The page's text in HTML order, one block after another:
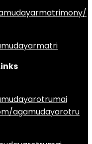
agamudayarotru